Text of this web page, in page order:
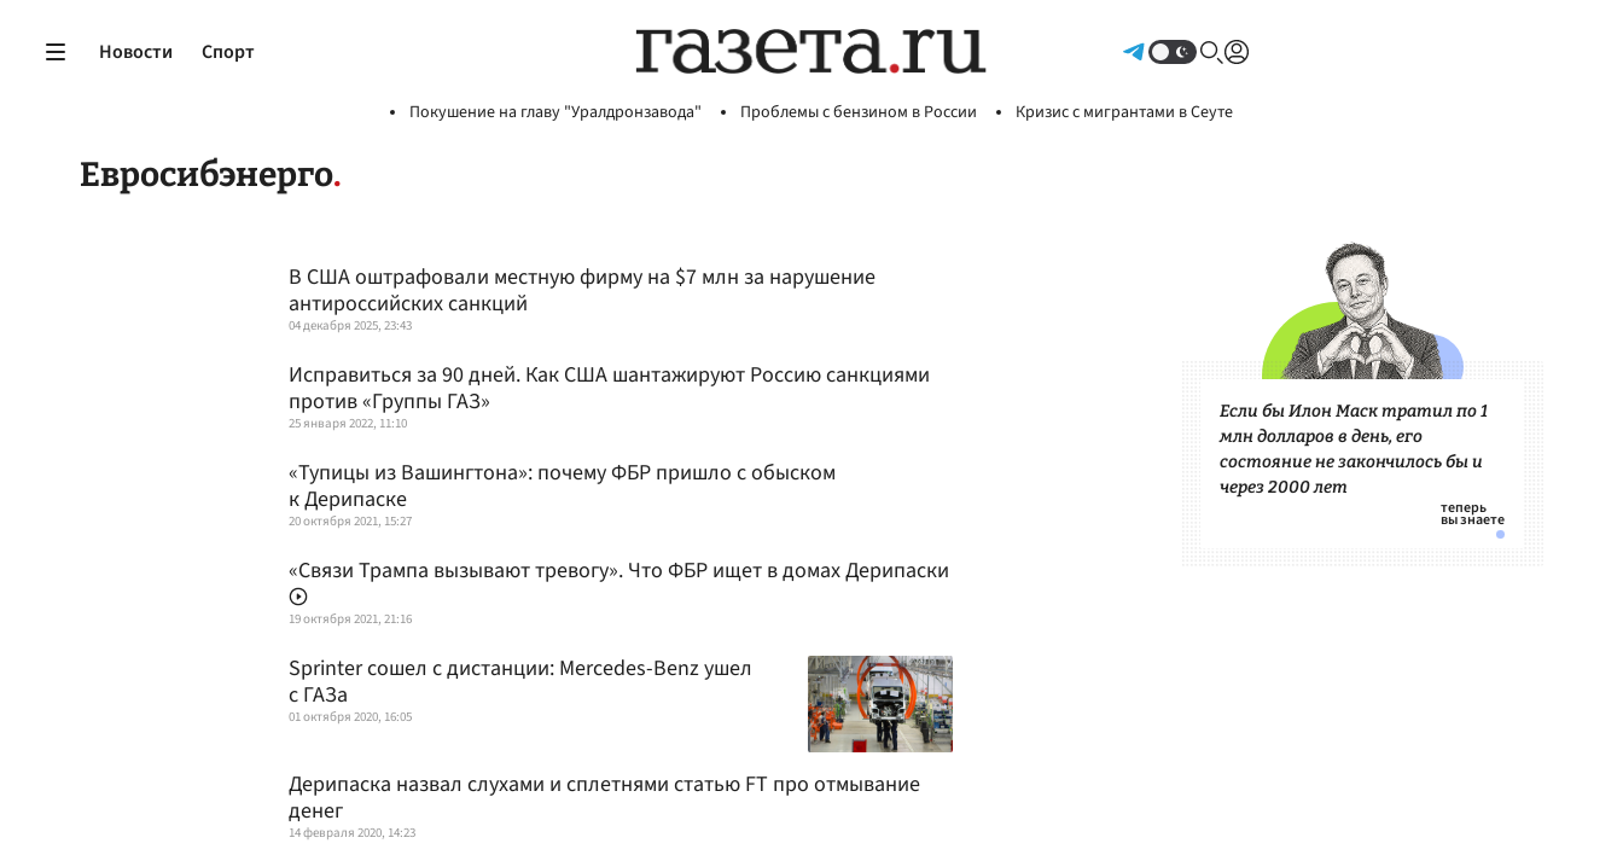
Новости Спорт
Покушение на главу "Уралдронзавода" Проблемы с бензином в России Кризис с мигрантами в Сеуте
Евросибэнерго
В США оштрафовали местную фирму на $7 млн за нарушение
антироссийских санкций
04 декабря 2025, 23:43
Исправиться за 90 дней. Как США шантажируют Россию санкциями
против «Группы ГАЗ»
25 января 2022, 11:10
«Тупицы из Вашингтона»: почему ФБР пришло с обыском
к Дерипаске
20 октября 2021, 15:27
«Связи Трампа вызывают тревогу». Что ФБР ищет в домах Дерипаски
19 октября 2021, 21:16
Sprinter сошел с дистанции: Mercedes-Benz ушел
с ГАЗа
01 октября 2020, 16:05
Дерипаска назвал слухами и сплетнями статью FT про отмывание
денег
14 февраля 2020, 14:23
Если бы Илон Маск тратил по 1
млн долларов в день, его
состояние не закончилось бы и
через 2000 лет